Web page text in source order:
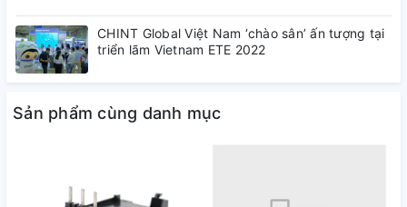
CHINT Global Việt Nam ‘chào sân’ ấn tượng tại
triển lãm Vietnam ETE 2022
Sản phẩm cùng danh mục